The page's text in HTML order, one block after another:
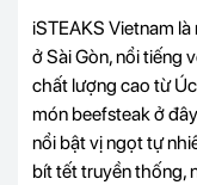
iSTEAKS Vietnam
ở Sài Gòn, nổi tiếng
chất lượng cao từ
món beefsteak ở
nổi bật vị ngọt tự
bít tết truyền thống,